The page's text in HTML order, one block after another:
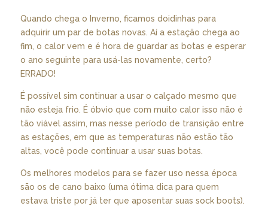
Quando chega o Inverno, ficamos doidinhas para
adquirir um par de botas novas. Aí a estação chega ao
fim, o calor vem e é hora de guardar as botas e esperar
o ano seguinte para usá-las novamente, certo?
ERRADO!
É possível sim continuar a usar o calçado mesmo que
não esteja frio. É óbvio que com muito calor isso não é
tão viável assim, mas nesse período de transição entre
as estações, em que as temperaturas não estão tão
altas, você pode continuar a usar suas botas.
Os melhores modelos para se fazer uso nessa época
são os de cano baixo (uma ótima dica para quem
estava triste por já ter que aposentar suas sock boots).